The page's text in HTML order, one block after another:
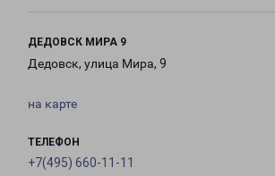
ДЕДОВСК МИРА 9
Дедовск, улица Мира, 9
на карте
ТЕЛЕФОН
+7(495) 660-11-11